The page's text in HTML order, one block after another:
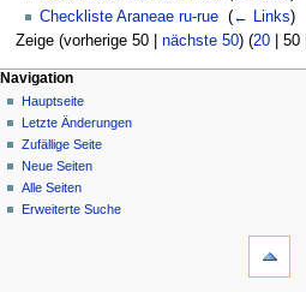
Checkliste Araneae ru-rue (← Links)
Zeige (vorherige 50| nächste 50) (20| 50|
Navigation
Hauptseite
Letzte Änderungen
Zufällige Seite
Neue Seiten
Alle Seiten
Erweiterte Suche